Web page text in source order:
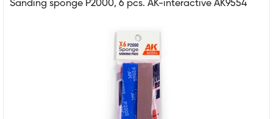
Sanding sponge P2000, 6 pcs. AK-interactive AK9554